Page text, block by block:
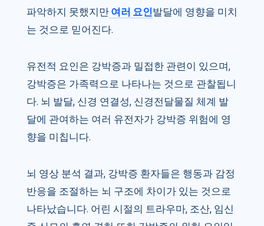
파악하지 못했지만여러 요인발달에 영향을 미치
는 것으로 믿어진다.
유전적 요인은 강박증과 밀접한 관련이 있으며,
강박증은 가족력으로 나타나는 것으로 관찰됩니
다. 뇌 발달, 신경 연결성, 신경전달물질 체계 발
달에 관여하는 여러 유전자가 강박증 위험에 영
향을 미칩니다.
뇌 영상 분석 결과, 강박증 환자들은 행동과 감정
반응을 조절하는 뇌 구조에 차이가 있는 것으로
나타났습니다. 어린 시절의 트라우마, 조산, 임신